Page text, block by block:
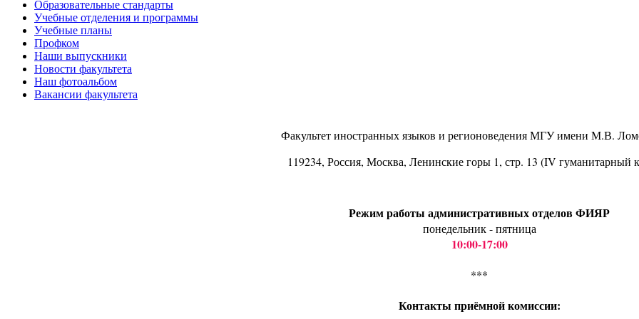
Образовательные стандарты
Учебные отделения и программы
Учебные планы
Профком
Наши выпускники
Новости факультета
Наш фотоальбом
Вакансии факультета
Факультет иностранных языков и регионоведения МГУ имени М.В.
119234, Россия, Москва, Ленинские горы 1, стр. 13 (IV гуманитарный
Режим работы административных отделов ФИЯР
понедельник - пятница
10:00-17:00
***
Контакты приёмной комиссии: